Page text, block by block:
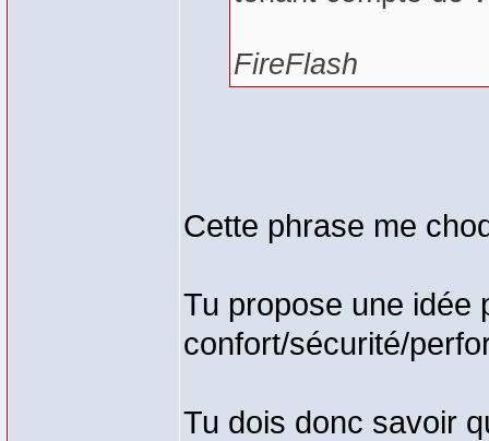
FireFlash
Cette phrase me
Tu propose une idée
confort/sécurité/
Tu dois donc savoir